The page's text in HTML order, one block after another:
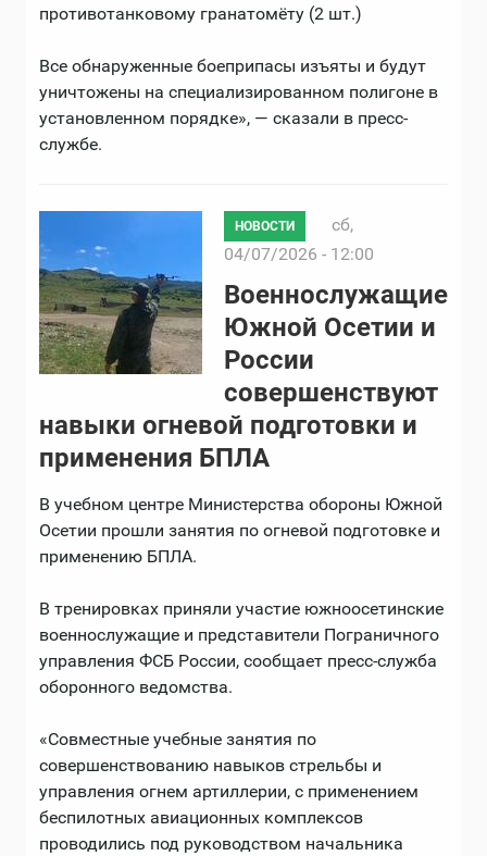
противотанковому гранатомёту (2 шт.)
Все обнаруженные боеприпасы изъяты и будут
уничтожены на специализированном полигоне в
установленном порядке», — сказали в пресс-
службе.
НОВОСТИ
сб,
04/07/2026 - 12:00
Военнослужащие
Южной Осетии и
России
совершенствуют
навыки огневой подготовки и
применения БПЛА
В учебном центре Министерства обороны Южной
Осетии прошли занятия по огневой подготовке и
применению БПЛА.
В тренировках приняли участие южноосетинские
военнослужащие и представители Пограничного
управления ФСБ России, сообщает пресс-служба
оборонного ведомства.
«Совместные учебные занятия по
совершенствованию навыков стрельбы и
управления огнем артиллерии, с применением
беспилотных авиационных комплексов
проводились под руководством начальника